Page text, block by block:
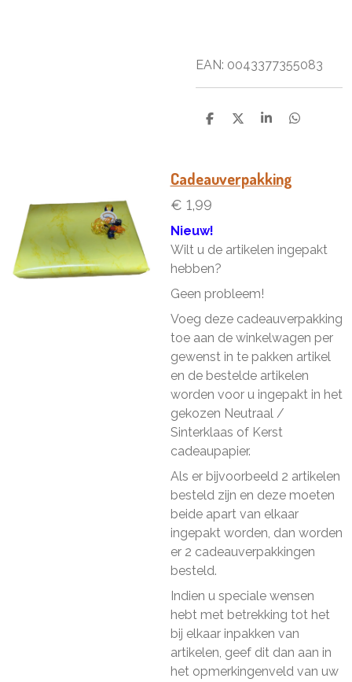
EAN: 0043377355083
D
D
S
e
D
Cadeauverpakking
€ 1,99
Nieuw!
Wilt u de artikelen ingepakt
hebben?
Geen probleem!
Voeg deze cadeauverpakking
toe aan de winkelwagen per
gewenst in te pakken artikel
en de bestelde artikelen
worden voor u ingepakt in het
gekozen Neutraal /
Sinterklaas of Kerst
cadeaupapier.
Als er bijvoorbeeld 2 artikelen
besteld zijn en deze moeten
beide apart van elkaar
ingepakt worden, dan worden
er 2 cadeauverpakkingen
besteld.
Indien u speciale wensen
hebt met betrekking tot het
bij elkaar inpakken van
artikelen, geef dit dan aan in
het opmerkingenveld van uw